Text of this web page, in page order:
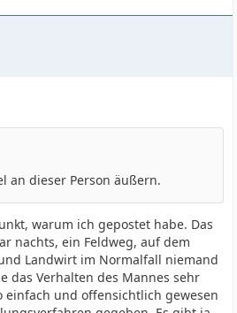
an dieser Person äußern.
warum ich gepostet habe. Das
nachts, ein Feldweg, auf dem
Landwirt im Normalfall niemand
das Verhalten des Mannes sehr
einfach und offensichtlich gewesen